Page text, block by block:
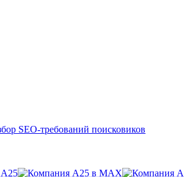
SEO-требований поисковиков